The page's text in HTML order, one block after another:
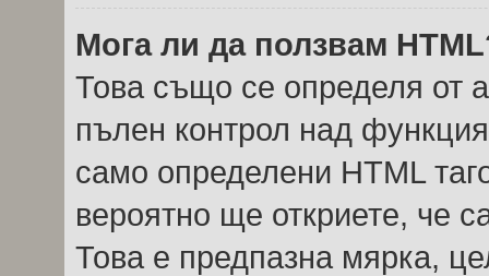
Мога ли да ползвам
Това също се определя от
пълен контрол над
само определени HTML
вероятно ще откриете, че
Това е предпазна мярка,